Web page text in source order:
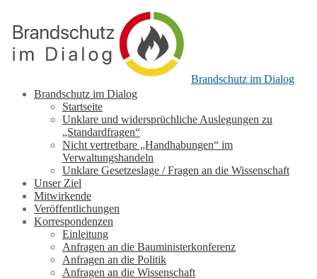
Brandschutz im Dialog
Brandschutz im Dialog
Startseite
Unklare und widersprüchliche Auslegungen zu
„Standardfragen“
Nicht vertretbare „Handhabungen“ im
Verwaltungshandeln
Unklare Gesetzeslage / Fragen an die Wissenschaft
Unser Ziel
Mitwirkende
Veröffentlichungen
Korrespondenzen
Einleitung
Anfragen an die Bauministerkonferenz
Anfragen an die Politik
Anfragen an die Wissenschaft